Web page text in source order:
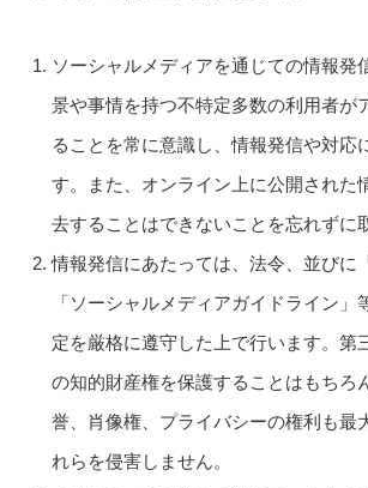
ソーシャルメディアを通じての情報発
景や事情を持つ不特定多数の利用者が
ることを常に意識し、情報発信や対応
す。また、オンライン上に公開された
去することはできないことを忘れずに
情報発信にあたっては、法令、並びに
「ソーシャルメディアガイドライン」
定を厳格に遵守した上で行います。第
の知的財産権を保護することはもちろ
誉、肖像権、プライバシーの権利も最
れらを侵害しません。